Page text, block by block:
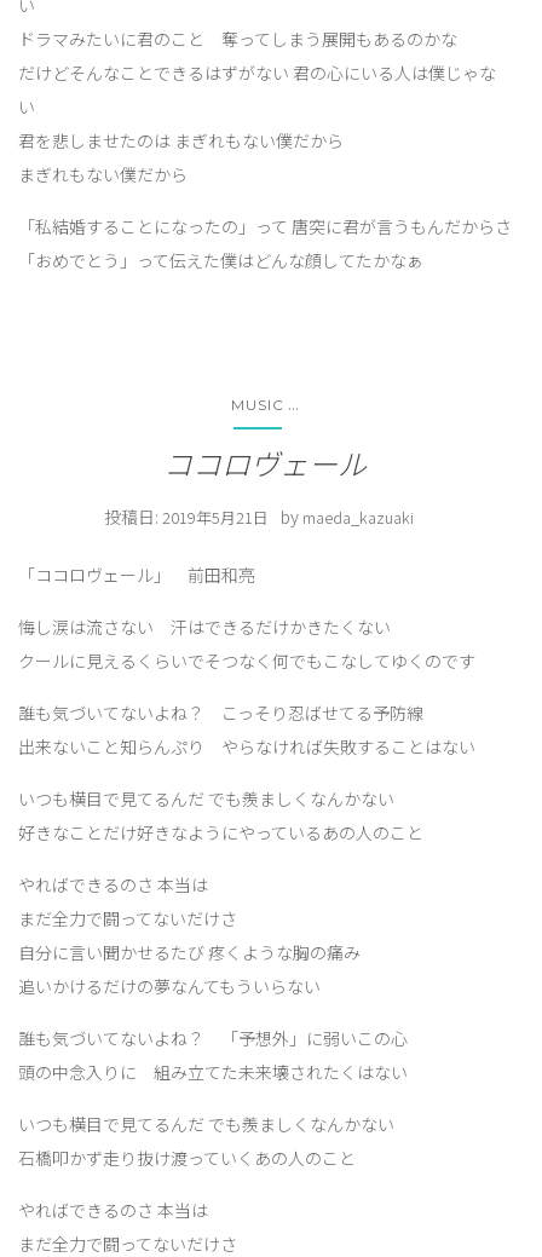
い
ドラマみたいに君のこと 奪ってしまう展開もあるのかな
だけどそんなことできるはずがない 君の心にいる人は僕じゃな
い
君を悲しませたのは まぎれもない僕だから
まぎれもない僕だから
「私結婚することになったの」って 唐突に君が言うもんだからさ
「おめでとう」って伝えた僕はどんな顔してたかなぁ
MUSIC ...
ココロヴェール
投稿日: 2019年5月21日 by maeda_kazuaki
「ココロヴェール」 前田和亮
悔し涙は流さない 汗はできるだけかきたくない
クールに見えるくらいでそつなく何でもこなしてゆくのです
誰も気づいてないよね？ こっそり忍ばせてる予防線
出来ないこと知らんぷり やらなければ失敗することはない
いつも横目で見てるんだ でも羨ましくなんかない
好きなことだけ好きなようにやっているあの人のこと
やればできるのさ 本当は
まだ全力で闘ってないだけさ
自分に言い聞かせるたび 疼くような胸の痛み
追いかけるだけの夢なんてもういらない
誰も気づいてないよね？ 「予想外」に弱いこの心
頭の中念入りに 組み立てた未来壊されたくはない
いつも横目で見てるんだ でも羨ましくなんかない
石橋叩かず走り抜け渡っていくあの人のこと
やればできるのさ 本当は
まだ全力で闘ってないだけさ